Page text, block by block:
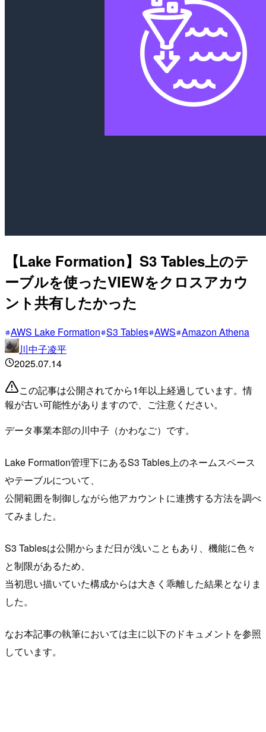
【Lake Formation】S3 Tables上のテ
ーブルを使ったVIEWをクロスアカウ
ント共有したかった
AWS Lake Formation S3 Tables AWS Amazon Athena
川中子凌平
2025.07.14
この記事は公開されてから1年以上経過しています。情
報が古い可能性がありますので、ご注意ください。
データ事業本部の川中子（かわなご）です。
Lake Formation管理下にあるS3 Tables上のネームスペース
やテーブルについて、
公開範囲を制御しながら他アカウントに連携する方法を調べ
てみました。
S3 Tablesは公開からまだ日が浅いこともあり、機能に色々
と制限があるため、
当初思い描いていた構成からは大きく乖離した結果となりま
した。
なお本記事の執筆においては主に以下のドキュメントを参照
しています。